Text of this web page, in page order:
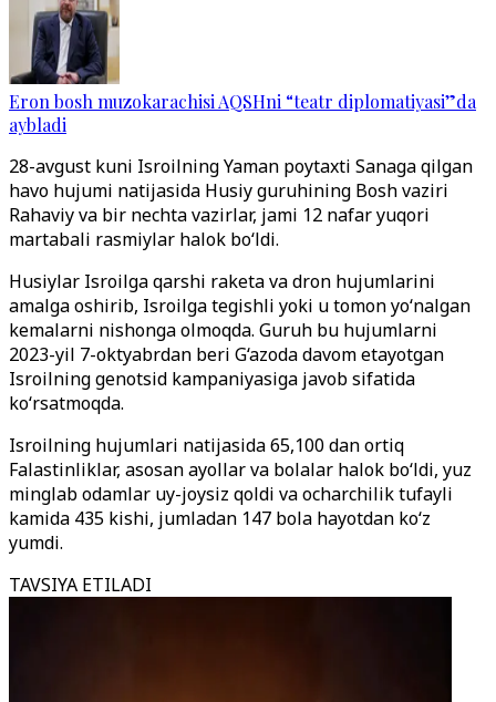
Eron bosh muzokarachisi AQSHni “teatr diplomatiyasi”da
aybladi
28-avgust kuni Isroilning Yaman poytaxti Sanaga qilgan
havo hujumi natijasida Husiy guruhining Bosh vaziri
Rahaviy va bir nechta vazirlar, jami 12 nafar yuqori
martabali rasmiylar halok bo‘ldi.
Husiylar Isroilga qarshi raketa va dron hujumlarini
amalga oshirib, Isroilga tegishli yoki u tomon yo‘nalgan
kemalarni nishonga olmoqda. Guruh bu hujumlarni
2023-yil 7-oktyabrdan beri G‘azoda davom etayotgan
Isroilning genotsid kampaniyasiga javob sifatida
ko‘rsatmoqda.
Isroilning hujumlari natijasida 65,100 dan ortiq
Falastinliklar, asosan ayollar va bolalar halok bo‘ldi, yuz
minglab odamlar uy-joysiz qoldi va ocharchilik tufayli
kamida 435 kishi, jumladan 147 bola hayotdan ko‘z
yumdi.
TAVSIYA ETILADI